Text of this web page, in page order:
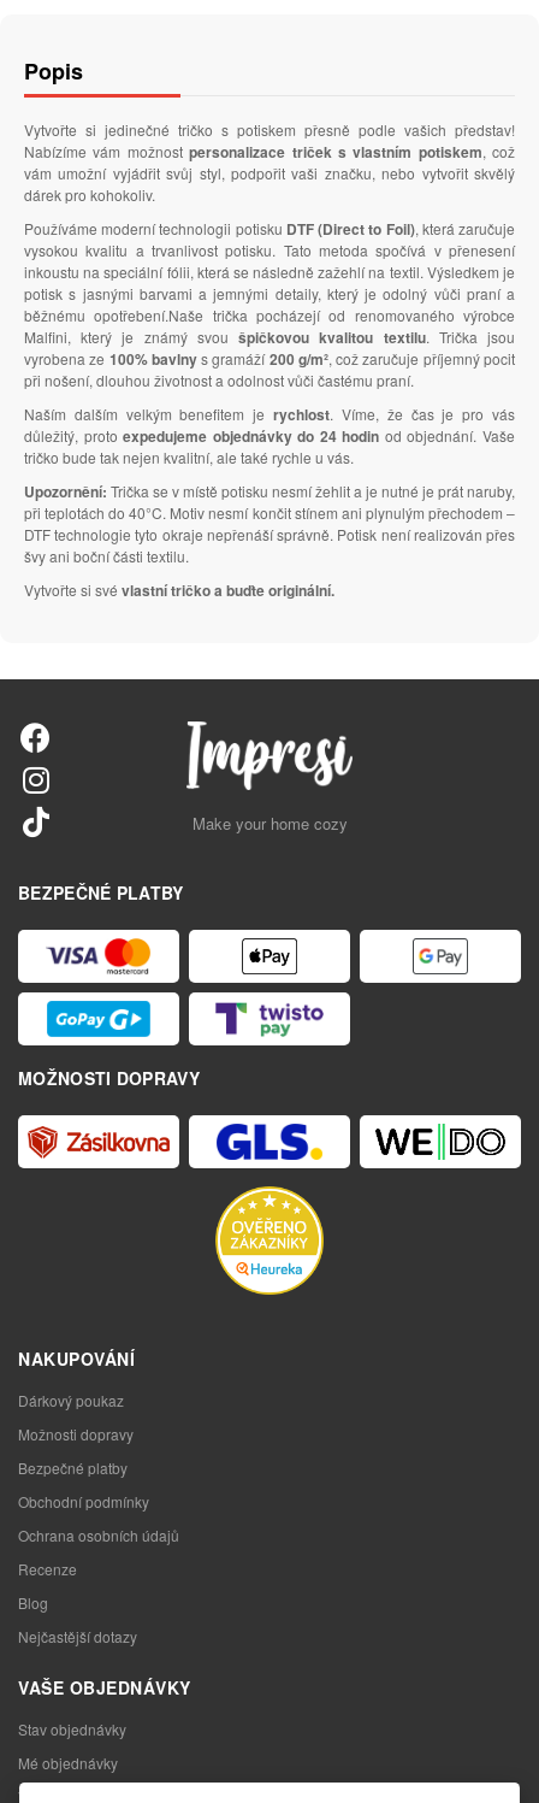
Popis
Vytvořte si jedinečné tričko s potiskem přesně podle vašich představ!
Nabízíme vám možnostpersonalizace triček s vlastním potiskem, což
vám umožní vyjádřit svůj styl, podpořit vaši značku, nebo vytvořit skvělý
dárek pro kohokoliv.
Používáme moderní technologii potisku DTF (Direct to Foil), která zaručuje
vysokou kvalitu a trvanlivost potisku. Tato metoda spočívá v přenesení
inkoustu na speciální fólii, která se následně zažehlí na textil. Výsledkem je
potisk s jasnými barvami a jemnými detaily, který je odolný vůči praní a
běžnému opotřebení.Naše trička pocházejí od renomovaného výrobce
Malfini, který je známý svoušpičkovou kvalitou textilu. Trička jsou
vyrobena ze 100% bavlnys gramáží200 g/m², což zaručuje příjemný pocit
při nošení, dlouhou životnost a odolnost vůči častému praní.
Naším dalším velkým benefitem jerychlost. Víme, že čas je pro vás
důležitý, protoexpedujeme objednávky do 24 hodin od objednání. Vaše
tričko bude tak nejen kvalitní, ale také rychle u vás.
Upozornění: Trička se v místě potisku nesmí žehlit a je nutné je prát naruby,
při teplotách do 40°C. Motiv nesmí končit stínem ani plynulým přechodem –
DTF technologie tyto okraje nepřenáší správně. Potisk není realizován přes
švy ani boční části textilu.
Vytvořte si své vlastní tričko a buďte originální.
Make your home cozy
BEZPEČNÉ PLATBY
MOŽNOSTI DOPRAVY
NAKUPOVÁNÍ
Dárkový poukaz
Možnosti dopravy
Bezpečné platby
Obchodní podmínky
Ochrana osobních údajů
Recenze
Blog
Nejčastější dotazy
VAŠE OBJEDNÁVKY
Stav objednávky
Mé objednávky
Výměna zboží